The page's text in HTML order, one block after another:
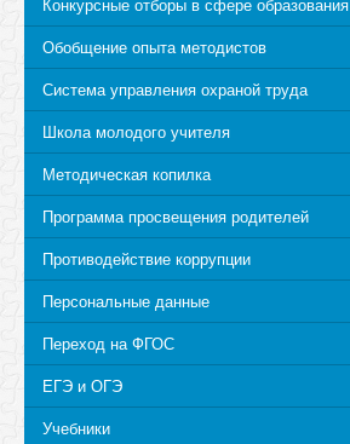
Конкурсные отборы в сфере образования
Обобщение опыта методистов
Система управления охраной труда
Школа молодого учителя
Методическая копилка
Программа просвещения родителей
Противодействие коррупции
Персональные данные
Переход на ФГОС
ЕГЭ и ОГЭ
Учебники